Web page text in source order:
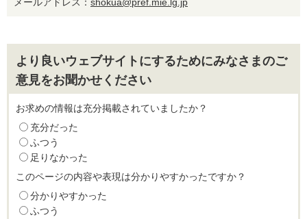
より良いウェブサイトにするためにみなさまのご
意見をお聞かせください
お求めの情報は充分掲載されていましたか？
充分だった
ふつう
足りなかった
このページの内容や表現は分かりやすかったですか？
分かりやすかった
ふつう